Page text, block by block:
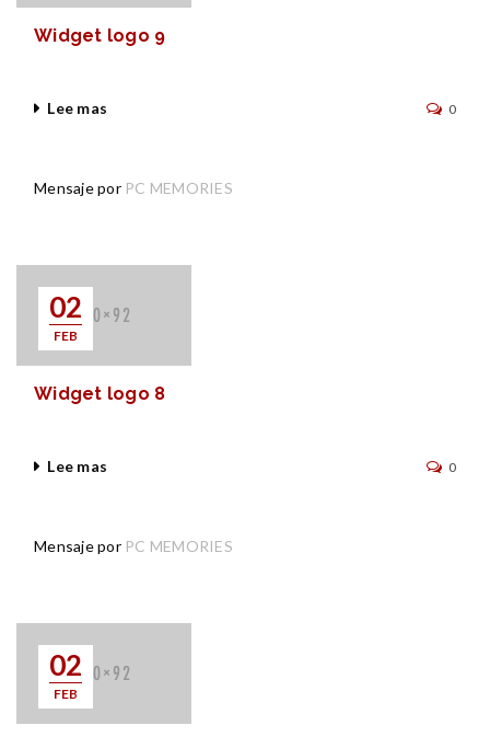
Widget logo 9
Lee mas 0
Mensaje por PC MEMORIES
02
FEB
Widget logo 8
Lee mas 0
Mensaje por PC MEMORIES
02
FEB